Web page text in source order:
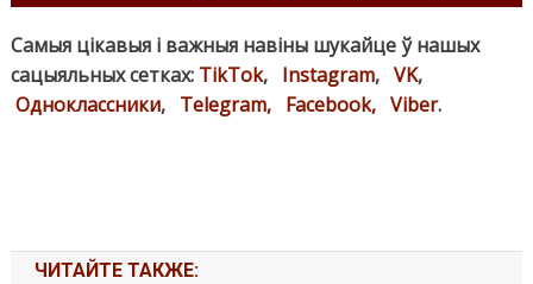
Самыя цікавыя і важныя навіны шукайце ў нашых
сацыяльных сетках: TikTok, Instagram, VK,
Одноклассники, Telegram, Facebook, Viber.
ЧИТАЙТЕ ТАКЖЕ: